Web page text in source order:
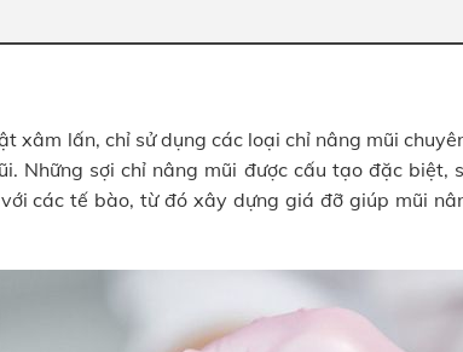
xâm lấn, chỉ sử dụng các loại chỉ nâng mũi
Những sợi chỉ nâng mũi được cấu tạo đặc biệt,
các tế bào, từ đó xây dựng giá đỡ giúp mũi